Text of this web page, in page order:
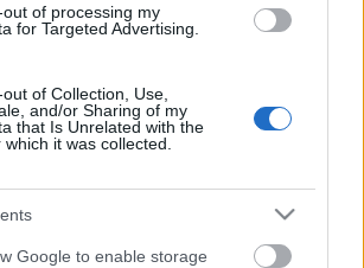
of processing my
for Targeted Advertising.
of Collection, Use,
and/or Sharing of my
that Is Unrelated with the
it was collected.
Google to enable storage